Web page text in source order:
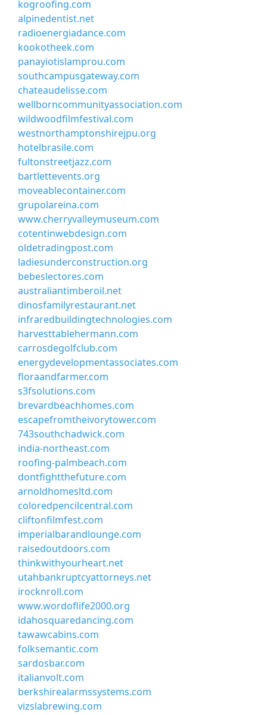
kogroofing.com
alpinedentist.net
radioenergiadance.com
kookotheek.com
panayiotislamprou.com
southcampusgateway.com
chateaudelisse.com
wellborncommunityassociation.com
wildwoodfilmfestival.com
westnorthamptonshirejpu.org
hotelbrasile.com
fultonstreetjazz.com
bartlettevents.org
moveablecontainer.com
grupolareina.com
www.cherryvalleymuseum.com
cotentinwebdesign.com
oldetradingpost.com
ladiesunderconstruction.org
bebeslectores.com
australiantimberoil.net
dinosfamilyrestaurant.net
infraredbuildingtechnologies.com
harvesttablehermann.com
carrosdegolfclub.com
energydevelopmentassociates.com
floraandfarmer.com
s3fsolutions.com
brevardbeachhomes.com
escapefromtheivorytower.com
743southchadwick.com
india-northeast.com
roofing-palmbeach.com
dontfightthefuture.com
arnoldhomesltd.com
coloredpencilcentral.com
cliftonfilmfest.com
imperialbarandlounge.com
raisedoutdoors.com
thinkwithyourheart.net
utahbankruptcyattorneys.net
irocknroll.com
www.wordoflife2000.org
idahosquaredancing.com
tawawcabins.com
folksemantic.com
sardosbar.com
italianvolt.com
berkshirealarmssystems.com
vizslabrewing.com